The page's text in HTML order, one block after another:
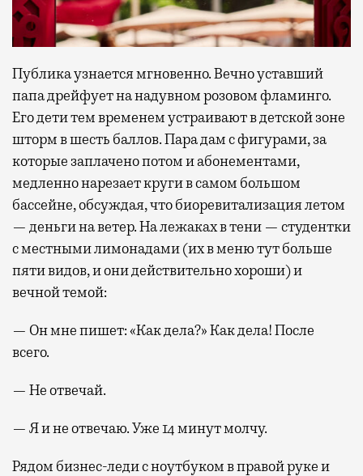
Публика узнается мгновенно. Вечно уставший
папа дрейфует на надувном розовом фламинго.
Его дети тем временем устраивают в детской зоне
шторм в шесть баллов. Пара дам с фигурами, за
которые заплачено потом и абонементами,
медленно нарезает круги в самом большом
бассейне, обсуждая, что биоревитализация летом
— деньги на ветер. На лежаках в тени — студентки
с местными лимонадами (их в меню тут больше
пяти видов, и они действительно хороши) и
вечной темой:
— Он мне пишет: «Как дела?» Как дела! После
всего.
— Не отвечай.
— Я и не отвечаю. Уже 14 минут молчу.
Рядом бизнес-леди с ноутбуком в правой руке и